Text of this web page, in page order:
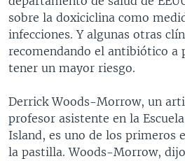
sobre la doxiciclina como
infecciones. Y algunas otras
recomendando el antibiótico a
tener un mayor riesgo.
Derrick Woods-Morrow, un
profesor asistente en la
Island, es uno de los primeros
la pastilla. Woods-Morrow,